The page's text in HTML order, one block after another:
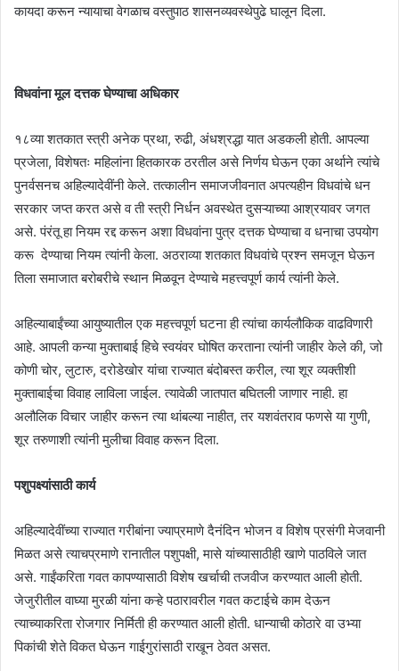
कायदा करून न्यायाचा वेगळाच वस्तुपाठ शासनव्यवस्थेपुढे घालून दिला.
विधवांना मूल दत्तक घेण्याचा अधिकार
१८व्या शतकात स्त्री अनेक प्रथा, रुढी, अंधश्रद्धा यात अडकली होती. आपल्या
प्रजेला, विशेषतः महिलांना हितकारक ठरतील असे निर्णय घेऊन एका अर्थाने त्यांचे
पुनर्वसनच अहिल्यादेवींनी केले. तत्कालीन समाजजीवनात अपत्यहीन विधवांचे धन
सरकार जप्त करत असे व ती स्त्री निर्धन अवस्थेत दुसऱ्याच्या आश्रयावर जगत
असे. पंरंतू हा नियम रद्द करून अशा विधवांना पुत्र दत्तक घेण्याचा व धनाचा उपयोग
करू देण्याचा नियम त्यांनी केला. अठराव्या शतकात विधवांचे प्रश्न समजून घेऊन
तिला समाजात बरोबरीचे स्थान मिळवून देण्याचे महत्त्वपूर्ण कार्य त्यांनी केले.
अहिल्याबाईंच्या आयुष्यातील एक महत्त्वपूर्ण घटना ही त्यांचा कार्यलौकिक वाढविणारी
आहे. आपली कन्या मुक्ताबाई हिचे स्वयंवर घोषित करताना त्यांनी जाहीर केले की, जो
कोणी चोर, लुटारु, दरोडेखोर यांचा राज्यात बंदोबस्त करील, त्या शूर व्यक्तीशी
मुक्ताबाईचा विवाह लाविला जाईल. त्यावेळी जातपात बघितली जाणार नाही. हा
अलौलिक विचार जाहीर करून त्या थांबल्या नाहीत, तर यशवंतराव फणसे या गुणी,
शूर तरुणाशी त्यांनी मुलीचा विवाह करून दिला.
पशुपक्ष्यांसाठी कार्य
अहिल्यादेवींच्या राज्यात गरीबांना ज्याप्रमाणे दैनंदिन भोजन व विशेष प्रसंगी मेजवानी
मिळत असे त्याचप्रमाणे रानातील पशुपक्षी, मासे यांच्यासाठीही खाणे पाठविले जात
असे. गाईंकरिता गवत कापण्यासाठी विशेष खर्चाची तजवीज करण्यात आली होती.
जेजुरीतील वाघ्या मुरळी यांना कऱ्हे पठारावरील गवत कटाईचे काम देऊन
त्याच्याकरिता रोजगार निर्मिती ही करण्यात आली होती. धान्याची कोठारे वा उभ्या
पिकांची शेते विकत घेऊन गाईगुरांसाठी राखून ठेवत असत.